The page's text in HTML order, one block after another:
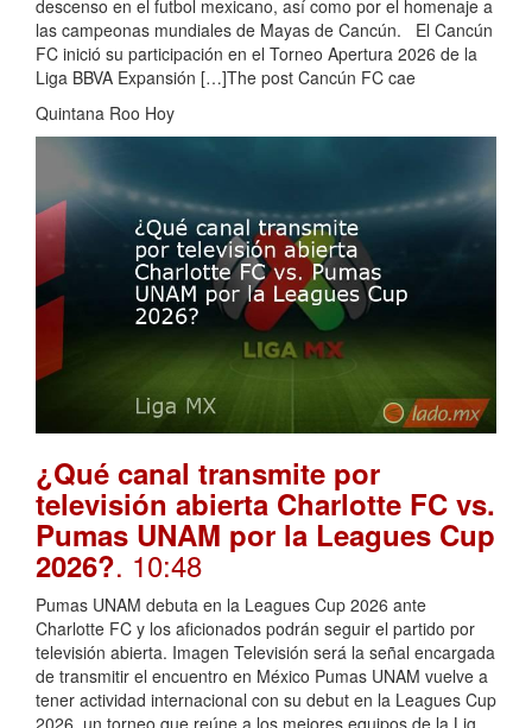
descenso en el futbol mexicano, así como por el homenaje a
las campeonas mundiales de Mayas de Cancún. El Cancún
FC inició su participación en el Torneo Apertura 2026 de la
Liga BBVA Expansión […]The post Cancún FC cae
Quintana Roo Hoy
¿Qué canal transmite por
televisión abierta Charlotte FC vs.
Pumas UNAM por la Leagues Cup
2026?. 10:48
Pumas UNAM debuta en la Leagues Cup 2026 ante
Charlotte FC y los aficionados podrán seguir el partido por
televisión abierta. Imagen Televisión será la señal encargada
de transmitir el encuentro en México Pumas UNAM vuelve a
tener actividad internacional con su debut en la Leagues Cup
2026, un torneo que reúne a los mejores equipos de la Lig